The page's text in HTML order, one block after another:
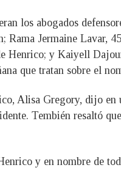
los abogados
Rama Jermaine Lavar,
Henrico; y Kaiyell
que tratan sobre el
Alisa Gregory, dijo en
Tembién resaltó
y en nombre de